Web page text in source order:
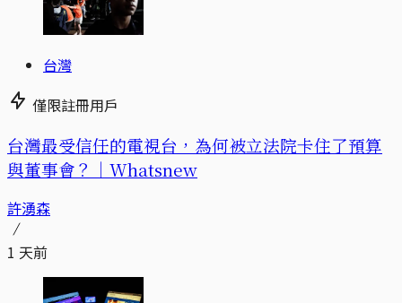
台灣
僅限註冊用戶
台灣最受信任的電視台，為何被立法院卡住了預算
與董事會？｜Whatsnew
許湧森
1 天前